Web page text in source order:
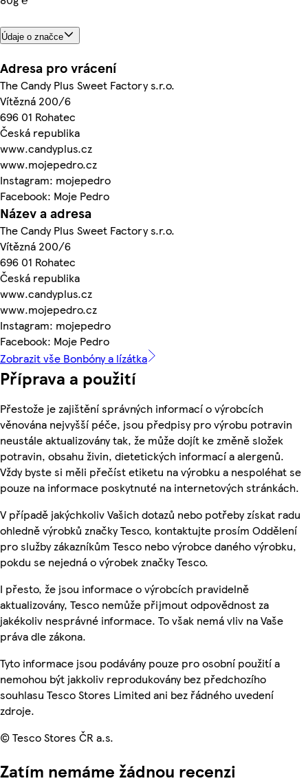
Údaje o značce
Adresa pro vrácení
The Candy Plus Sweet Factory s.r.o.
Vítězná 200/6
696 01 Rohatec
Česká republika
www.candyplus.cz
www.mojepedro.cz
Instagram: mojepedro
Facebook: Moje Pedro
Název a adresa
The Candy Plus Sweet Factory s.r.o.
Vítězná 200/6
696 01 Rohatec
Česká republika
www.candyplus.cz
www.mojepedro.cz
Instagram: mojepedro
Facebook: Moje Pedro
Zobrazit vše Bonbóny a lízátka
Příprava a použití
Přestože je zajištění správných informací o výrobcích
věnována nejvyšší péče, jsou předpisy pro výrobu potravin
neustále aktualizovány tak, že může dojít ke změně složek
potravin, obsahu živin, dietetických informací a alergenů.
Vždy byste si měli přečíst etiketu na výrobku a nespoléhat se
pouze na informace poskytnuté na internetových stránkách.
V případě jakýchkoliv Vašich dotazů nebo potřeby získat radu
ohledně výrobků značky Tesco, kontaktujte prosím Oddělení
pro služby zákazníkům Tesco nebo výrobce daného výrobku,
pokdu se nejedná o výrobek značky Tesco.
I přesto, že jsou informace o výrobcích pravidelně
aktualizovány, Tesco nemůže přijmout odpovědnost za
jakékoliv nesprávné informace. To však nemá vliv na Vaše
práva dle zákona.
Tyto informace jsou podávány pouze pro osobní použití a
nemohou být jakkoliv reprodukovány bez předchozího
souhlasu Tesco Stores Limited ani bez řádného uvedení
zdroje.
© Tesco Stores ČR a.s.
Zatím nemáme žádnou recenzi